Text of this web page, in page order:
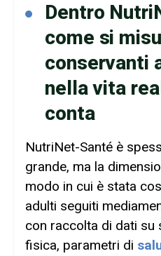
Dentro
come si
conservanti
nella vita
conta
NutriNet-Santé è
grande, ma la
modo in cui è stata
adulti seguiti
con raccolta di dati su
fisica, parametri di